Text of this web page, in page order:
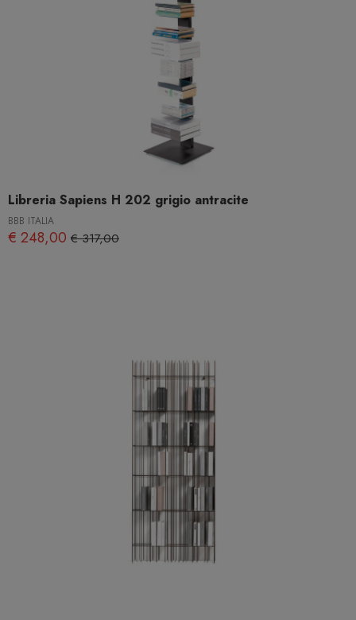
Libreria Sapiens H 202 grigio antracite
BBB ITALIA
€ 248,00 € 317,00